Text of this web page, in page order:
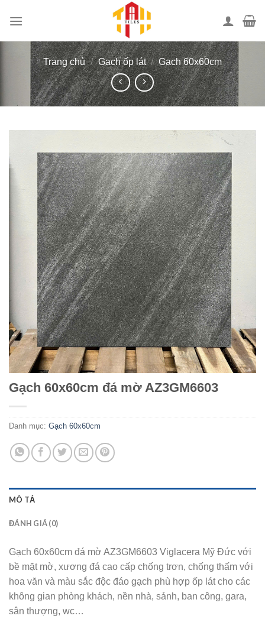
qua
Trang chủ / Gạch ốp lát / Gạch 60x60cm
Gạch 60x60cm đá mờ AZ3GM6603
Danh mục: Gạch 60x60cm
MÔ TẢ
ĐÁNH GIÁ (0)
Gạch 60x60cm đá mờ AZ3GM6603 Viglacera Mỹ Đức với
bề mặt mờ, xương đá cao cấp chống trơn, chống thấm với
hoa văn và màu sắc độc đáo gạch phù hợp ốp lát cho các
không gian phòng khách, nền nhà, sảnh, ban công, gara,
sân thượng, wc…